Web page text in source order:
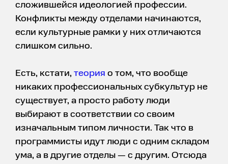
сложившейся идеологией профессии.
Конфликты между отделами начинаются,
если культурные рамки у них отличаются
слишком сильно.
Есть, кстати, теория о том, что вообще
никаких профессиональных субкультур не
существует, а просто работу люди
выбирают в соответствии со своим
изначальным типом личности. Так что в
программисты идут люди с одним складом
ума, а в другие отделы — с другим. Отсюда